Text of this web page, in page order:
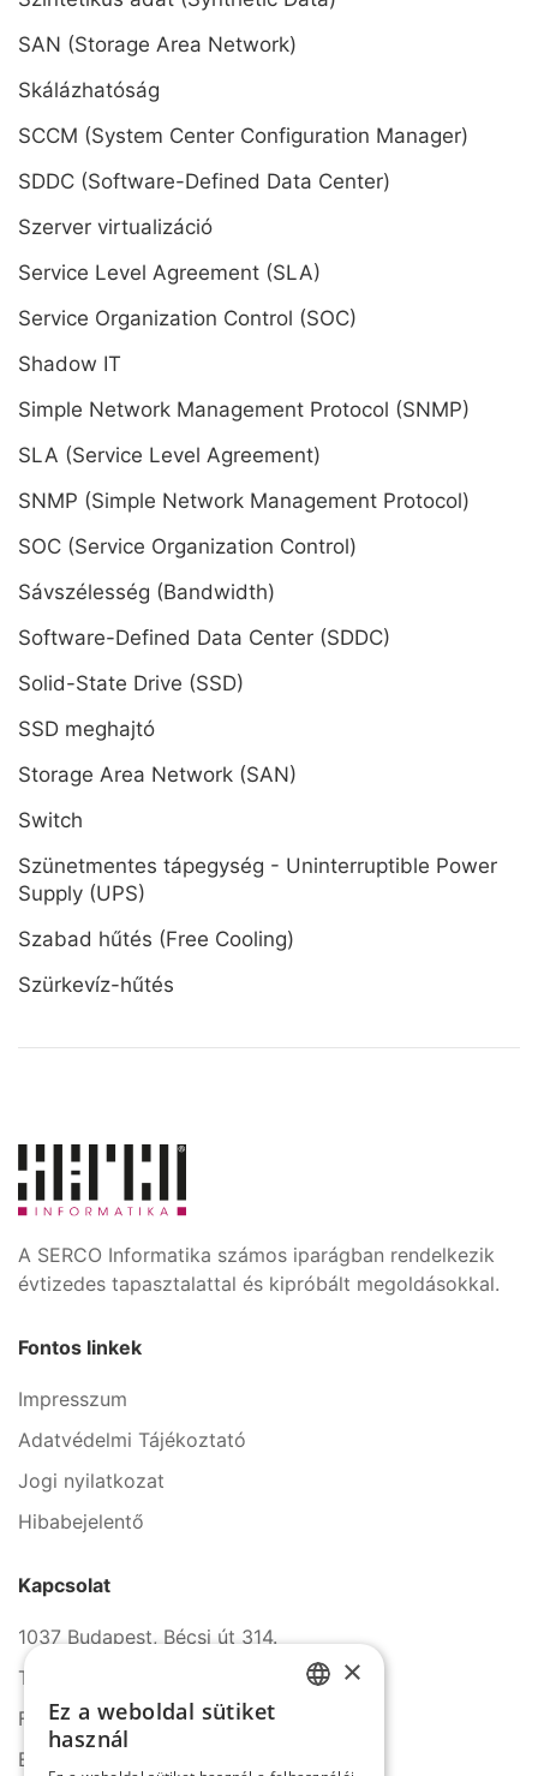
SAN (Storage Area Network)
Skálázhatóság
SCCM (System Center Configuration Manager)
SDDC (Software-Defined Data Center)
Szerver virtualizáció
Service Level Agreement (SLA)
Service Organization Control (SOC)
Shadow IT
Simple Network Management Protocol (SNMP)
SLA (Service Level Agreement)
SNMP (Simple Network Management Protocol)
SOC (Service Organization Control)
Sávszélesség (Bandwidth)
Software-Defined Data Center (SDDC)
Solid-State Drive (SSD)
SSD meghajtó
Storage Area Network (SAN)
Switch
Szünetmentes tápegység - Uninterruptible Power
Supply (UPS)
Szabad hűtés (Free Cooling)
Szürkevíz-hűtés
A SERCO Informatika számos iparágban rendelkezik
évtizedes tapasztalattal és kipróbált megoldásokkal.
Fontos linkek
Impresszum
Adatvédelmi Tájékoztató
Jogi nyilatkozat
Hibabejelentő
Kapcsolat
1037 Budapest, Bécsi út 314.
Tel.: +36 1 272 2140
Fax: +36 1 272 2150
E-mail: info@serco.hu
×
Ez a weboldal sütiket
használ